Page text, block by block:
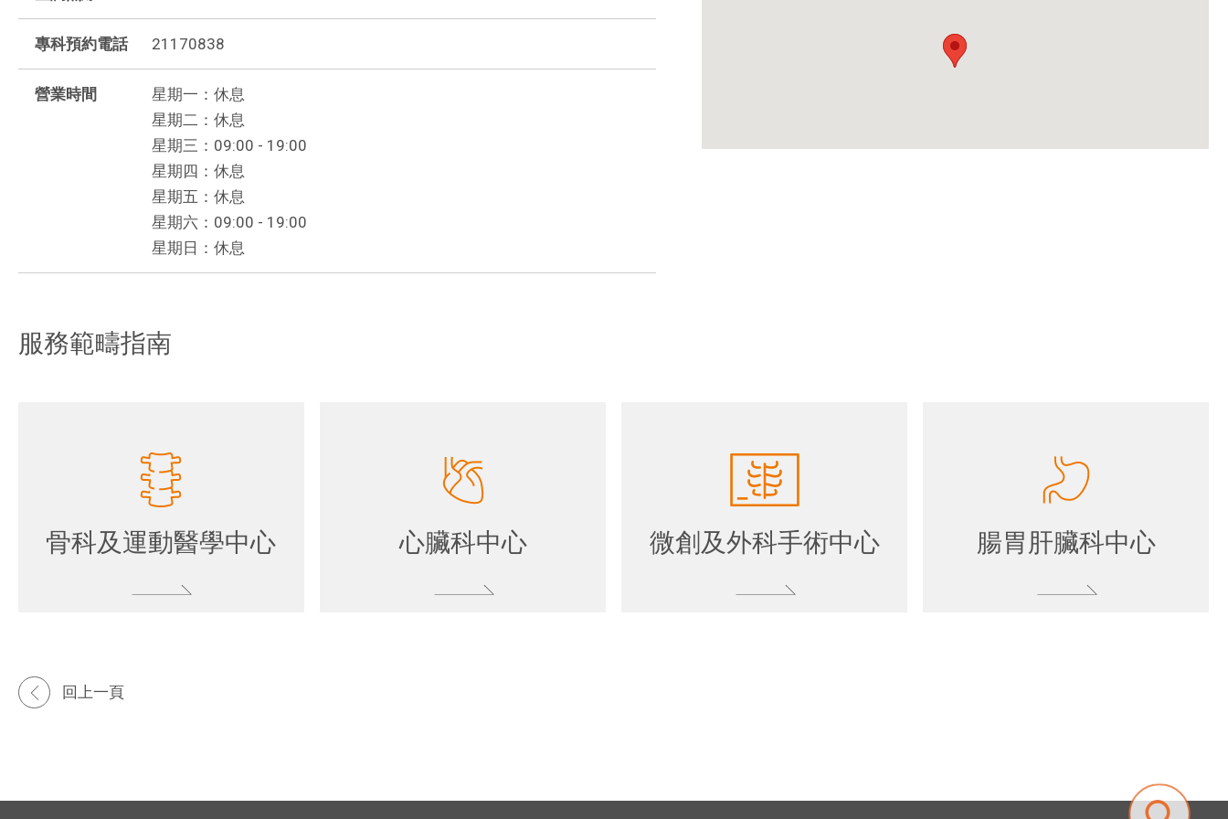
專科預約電話 21170838
營業時間
星期一：休息
星期二：休息
星期三：09:00 - 19:00
星期四：休息
星期五：休息
星期六：09:00 - 19:00
星期日：休息
服務範疇指南
骨科及運動醫學中心 心臟科中心 微創及外科手術中心 腸胃肝臟科中心
回上一頁